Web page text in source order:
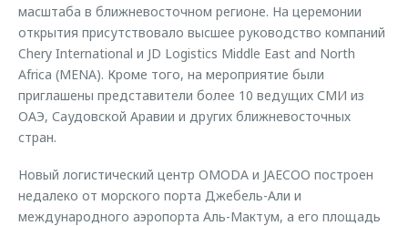
Калькулятор трейд-ин
Запчасти
масштаба в ближневосточном регионе. На церемонии
открытия присутствовало высшее руководство компаний
Chery International и JD Logistics Middle East and North
Africa (MENA). Кроме того, на мероприятие были
приглашены представители более 10 ведущих СМИ из
ОАЭ, Саудовской Аравии и других ближневосточных
стран.
Новый логистический центр OMODA и JAECOO построен
недалеко от морского порта Джебель-Али и
международного аэропорта Аль-Мактум, а его площадь